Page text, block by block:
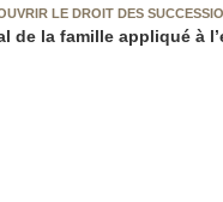
LE DROIT DES
de la famille appliqué à